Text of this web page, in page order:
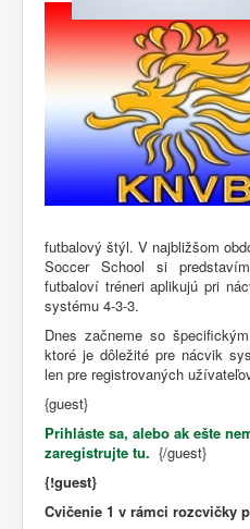
futbalový štýl. V najbližšom
Soccer School si
futbaloví tréneri aplikujú pri
systému 4-3-3.
Dnes začneme so
ktoré je dôležité pre nácvik
len pre registrovaných
{guest}
Prihláste sa, alebo ak ešte
zaregistrujte tu. {/guest}
{!guest}
Cvičenie 1 v rámci rozcvičky